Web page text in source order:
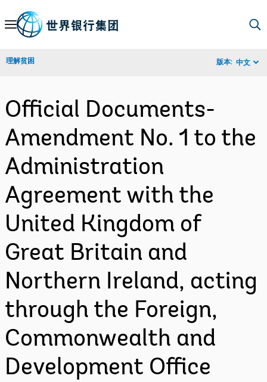
Skip
Navigation
理解贫困 版本: 中文
Official Documents-
Amendment No. 1 to the
Administration
Agreement with the
United Kingdom of
Great Britain and
Northern Ireland, acting
through the Foreign,
Commonwealth and
Development Office